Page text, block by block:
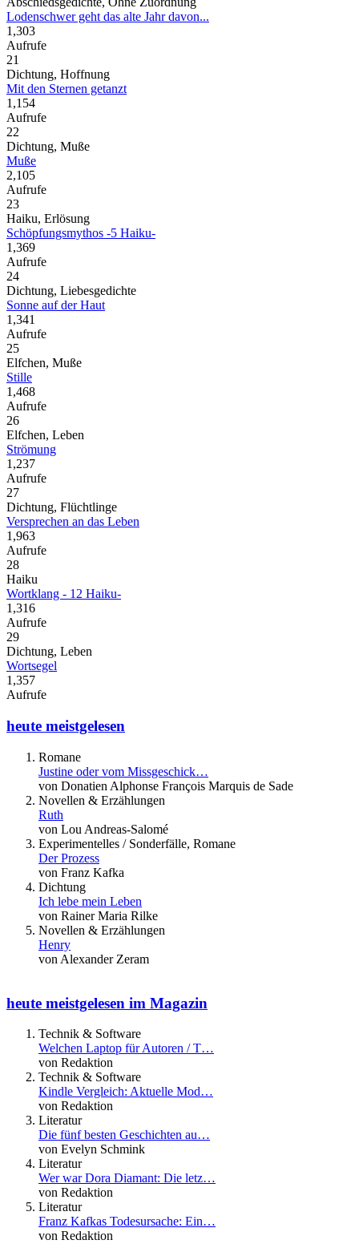
Lodenschwer geht das alte Jahr davon...
1,303
Aufrufe
21
Dichtung, Hoffnung
Mit den Sternen getanzt
1,154
Aufrufe
22
Dichtung, Muße
Muße
2,105
Aufrufe
23
Haiku, Erlösung
Schöpfungsmythos -5 Haiku-
1,369
Aufrufe
24
Dichtung, Liebesgedichte
Sonne auf der Haut
1,341
Aufrufe
25
Elfchen, Muße
Stille
1,468
Aufrufe
26
Elfchen, Leben
Strömung
1,237
Aufrufe
27
Dichtung, Flüchtlinge
Versprechen an das Leben
1,963
Aufrufe
28
Haiku
Wortklang - 12 Haiku-
1,316
Aufrufe
29
Dichtung, Leben
Wortsegel
1,357
Aufrufe
heute meistgelesen
Romane
Justine oder vom Missgeschick…
von Donatien Alphonse François Marquis de Sade
Novellen & Erzählungen
Ruth
von Lou Andreas-Salomé
Experimentelles / Sonderfälle, Romane
Der Prozess
von Franz Kafka
Dichtung
Ich lebe mein Leben
von Rainer Maria Rilke
Novellen & Erzählungen
Henry
von Alexander Zeram
heute meistgelesen im Magazin
Technik & Software
Welchen Laptop für Autoren / T…
von Redaktion
Technik & Software
Kindle Vergleich: Aktuelle Mod…
von Redaktion
Literatur
Die fünf besten Geschichten au…
von Evelyn Schmink
Literatur
Wer war Dora Diamant: Die letz…
von Redaktion
Literatur
Franz Kafkas Todesursache: Ein…
von Redaktion